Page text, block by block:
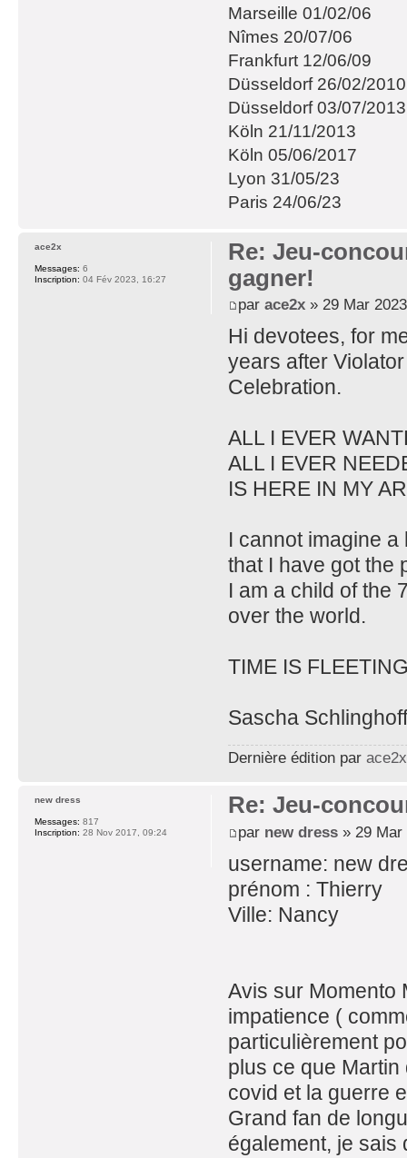
Marseille 01/02/06
Nîmes 20/07/06
Frankfurt 12/06/09
Düsseldorf 26/02/2010
Düsseldorf 03/07/2013
Köln 21/11/2013
Köln 05/06/2017
Lyon 31/05/23
Paris 24/06/23
Re: Jeu-
gagner!
par ace2x» 29 Mar
Hi devotees, for
years after
Celebration.
ALL I EVER
ALL I EVER
IS HERE IN MY
I cannot imagine
that I have got the
I am a child of the
over the world.
TIME IS
Sascha
Dernière édition par ace2x
ace2x
Messages: 6
Inscription: 04 Fév 2023, 16:27
Re: Jeu-
par new dress» 29 Mar
username: new
prénom : Thierry
Ville: Nancy
Avis sur Momento
impatience (
particulièrement
plus ce que
covid et la guerre
Grand fan de
également, je sais
new dress
Messages: 817
Inscription: 28 Nov 2017, 09:24